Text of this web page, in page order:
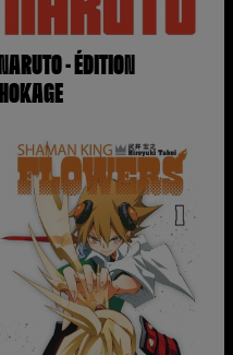
NARUTO - ÉDITION
HOKAGE